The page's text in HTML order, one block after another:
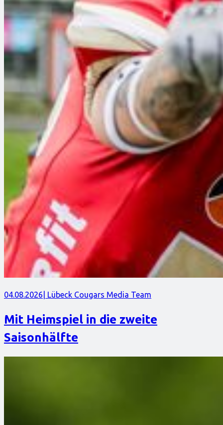
04.08.2026 | Lübeck Cougars Media Team
Mit Heimspiel in die zweite
Saisonhälfte